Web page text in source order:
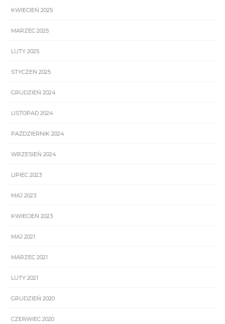
KWIECIEŃ 2025
MARZEC 2025
LUTY 2025
STYCZEŃ 2025
GRUDZIEŃ 2024
LISTOPAD 2024
PAŹDZIERNIK 2024
WRZESIEŃ 2024
LIPIEC 2023
MAJ 2023
KWIECIEŃ 2023
MAJ 2021
MARZEC 2021
LUTY 2021
GRUDZIEŃ 2020
CZERWIEC 2020